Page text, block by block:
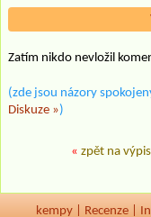
Zatím nikdo nevložil
(zde jsou názory
Diskuze »)
« zpět na výpis
kempy Recenze